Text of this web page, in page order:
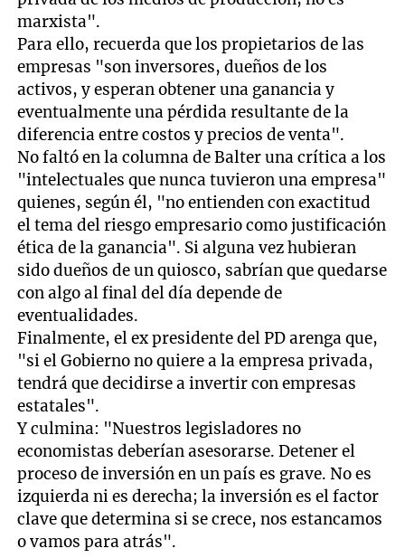
marxista".
Para ello, recuerda que los propietarios de las
empresas "son inversores, dueños de los
activos, y esperan obtener una ganancia y
eventualmente una pérdida resultante de la
diferencia entre costos y precios de venta".
No faltó en la columna de Balter una crítica a los
"intelectuales que nunca tuvieron una empresa"
quienes, según él, "no entienden con exactitud
el tema del riesgo empresario como justificación
ética de la ganancia". Si alguna vez hubieran
sido dueños de un quiosco, sabrían que quedarse
con algo al final del día depende de
eventualidades.
Finalmente, el ex presidente del PD arenga que,
"si el Gobierno no quiere a la empresa privada,
tendrá que decidirse a invertir con empresas
estatales".
Y culmina: "Nuestros legisladores no
economistas deberían asesorarse. Detener el
proceso de inversión en un país es grave. No es
izquierda ni es derecha; la inversión es el factor
clave que determina si se crece, nos estancamos
o vamos para atrás".